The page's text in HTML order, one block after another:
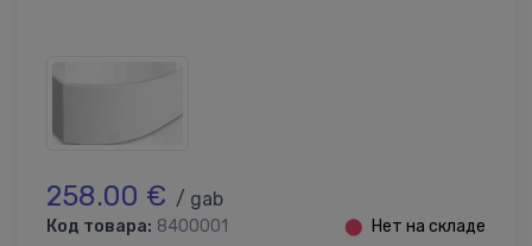
258.00 € / gab
Код товара: 8400001 ⬤ Нет на складе